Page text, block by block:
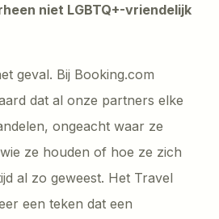
niet LGBTQ+-vriendelijk
geval. Bij Booking.com
dat al onze partners elke
ongeacht waar ze
ze houden of hoe ze zich
al zo geweest. Het Travel
een teken dat een